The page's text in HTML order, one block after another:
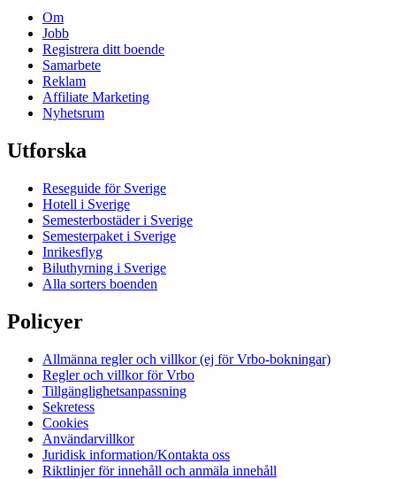
Om
Jobb
Registrera ditt boende
Samarbete
Reklam
Affiliate Marketing
Nyhetsrum
Utforska
Reseguide för Sverige
Hotell i Sverige
Semesterbostäder i Sverige
Semesterpaket i Sverige
Inrikesflyg
Biluthyrning i Sverige
Alla sorters boenden
Policyer
Allmänna regler och villkor (ej för Vrbo-bokningar)
Regler och villkor för Vrbo
Tillgänglighetsanpassning
Sekretess
Cookies
Användarvillkor
Juridisk information/Kontakta oss
Riktlinjer för innehåll och anmäla innehåll